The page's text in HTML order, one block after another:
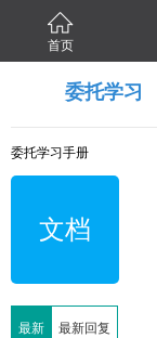
首页
委托学习
委托学习手册
文档
最新 最新回复